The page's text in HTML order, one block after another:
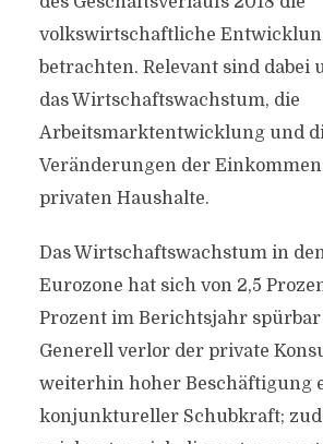
volkswirtschaftliche
betrachten. Relevant sind dabei
das Wirtschaftswachstum, die
Arbeitsmarktentwicklung und
Veränderungen der
privaten Haushalte.
Das Wirtschaftswachstum in
Eurozone hat sich von 2,5
Prozent im Berichtsjahr
Generell verlor der private
weiterhin hoher Beschäftigung
konjunktureller Schubkraft;